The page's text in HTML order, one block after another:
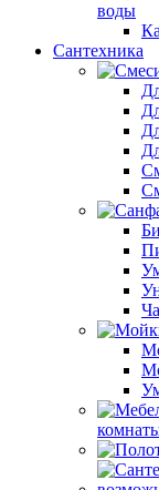
воды
Сантехника